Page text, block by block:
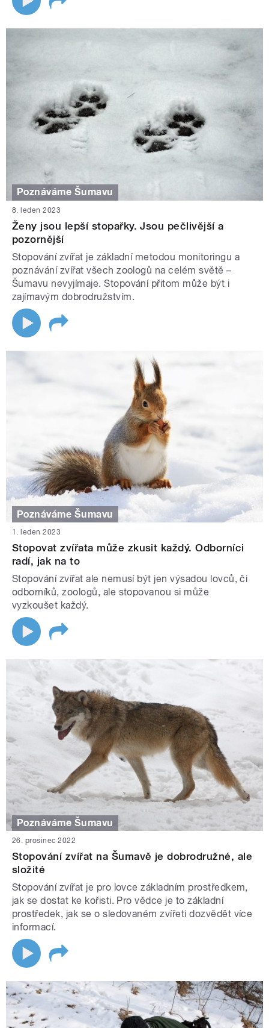
Poznáváme Šumavu
8. leden 2023
Ženy jsou lepší stopařky. Jsou pečlivější a
pozornější
Stopování zvířat je základní metodou monitoringu a
poznávání zvířat všech zoologů na celém světě –
Šumavu nevyjímaje. Stopování přitom může být i
zajímavým dobrodružstvím.
Poznáváme Šumavu
1. leden 2023
Stopovat zvířata může zkusit každý. Odborníci
radí, jak na to
Stopování zvířat ale nemusí být jen výsadou lovců, či
odborníků, zoologů, ale stopovanou si může
vyzkoušet každý.
Poznáváme Šumavu
26. prosinec 2022
Stopování zvířat na Šumavě je dobrodružné, ale
složité
Stopování zvířat je pro lovce základním prostředkem,
jak se dostat ke kořisti. Pro vědce je to základní
prostředek, jak se o sledovaném zvířeti dozvědět více
informací.